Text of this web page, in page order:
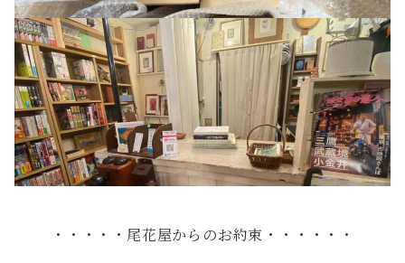
・・・・・尾花屋からのお約束・・・・・・